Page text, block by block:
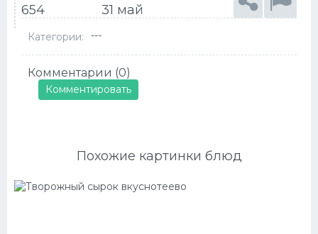
654 31 май
Категории: ---
Комментарии (0)
Комментировать
Похожие картинки блюд